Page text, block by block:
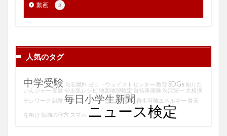
動画 3
人気のタグ
中学受験 化石燃料 ゼロ・ウェイストセンター 教育 SDGs 知りた
いんジャー 受験 やる気レシピ 地図地理検定 自転車保険 渋沢栄一 大相撲
テレワーク 紙幣 毎日小学生新聞 再生可能エネルギー 青天
を衝け 勉強の仕方 スマホ ニュース検定